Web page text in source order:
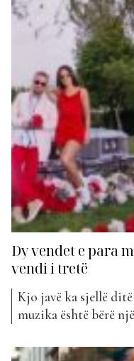
Dy vendet e para
vendi i tretë
Kjo javë ka sjellë
muzika është bërë
shumë ndryshime